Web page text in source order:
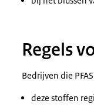
Regels
Bedrijven die
deze stoffen